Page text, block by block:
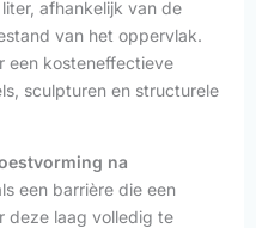
afhankelijk van de
van het oppervlak.
een kosteneffectieve
sculpturen en structurele
na
een barrière die een
deze laag volledig te